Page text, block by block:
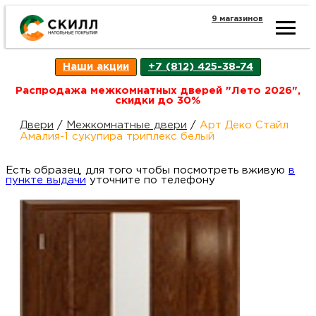
9 магазинов
Наши акции +7 (812) 425-38-74
Распродажа межкомнатных дверей "Лето 2026",
скидки до 30%
Двери / Межкомнатные двери / Арт Деко Стайл
Амалия-1 сукупира триплекс белый
Есть образец, для того чтобы посмотреть вживую в
пункте выдачи уточните по телефону